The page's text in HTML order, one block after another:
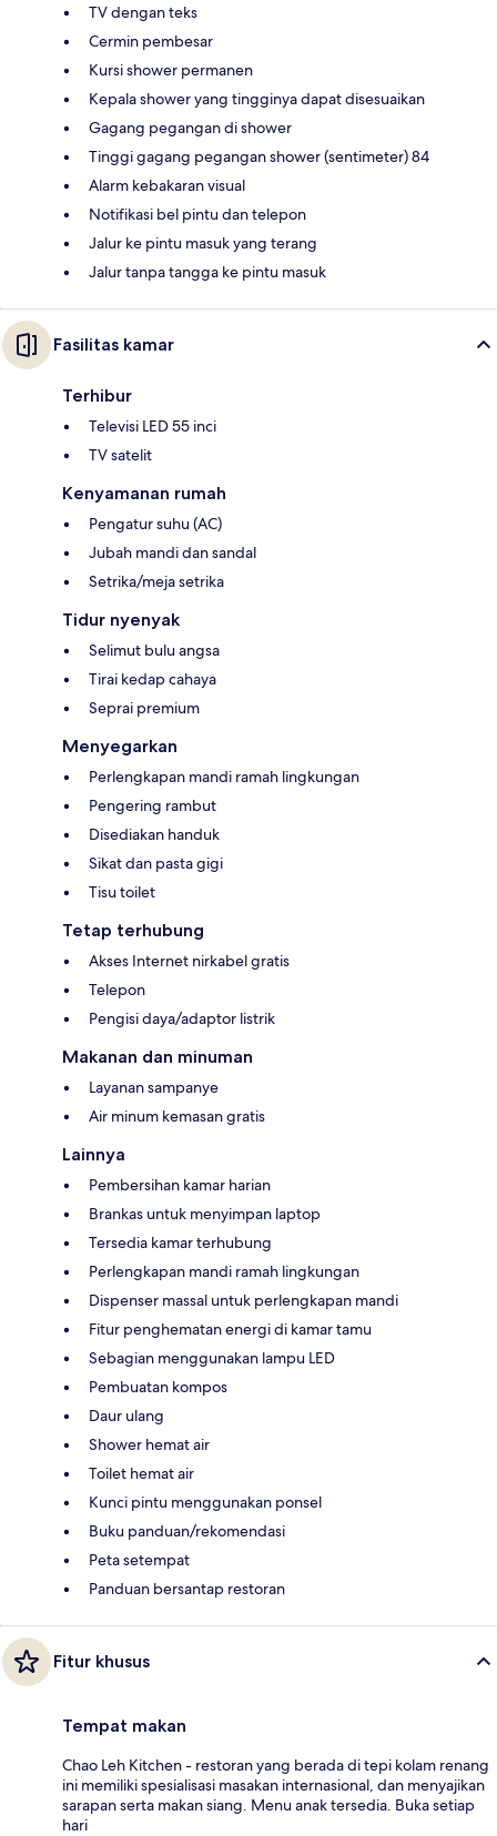
TV dengan teks
Cermin pembesar
Kursi shower permanen
Kepala shower yang tingginya dapat disesuaikan
Gagang pegangan di shower
Tinggi gagang pegangan shower (sentimeter) 84
Alarm kebakaran visual
Notifikasi bel pintu dan telepon
Jalur ke pintu masuk yang terang
Jalur tanpa tangga ke pintu masuk
Fasilitas kamar
Terhibur
Televisi LED 55 inci
TV satelit
Kenyamanan rumah
Pengatur suhu (AC)
Jubah mandi dan sandal
Setrika/meja setrika
Tidur nyenyak
Selimut bulu angsa
Tirai kedap cahaya
Seprai premium
Menyegarkan
Perlengkapan mandi ramah lingkungan
Pengering rambut
Disediakan handuk
Sikat dan pasta gigi
Tisu toilet
Tetap terhubung
Akses Internet nirkabel gratis
Telepon
Pengisi daya/adaptor listrik
Makanan dan minuman
Layanan sampanye
Air minum kemasan gratis
Lainnya
Pembersihan kamar harian
Brankas untuk menyimpan laptop
Tersedia kamar terhubung
Perlengkapan mandi ramah lingkungan
Dispenser massal untuk perlengkapan mandi
Fitur penghematan energi di kamar tamu
Sebagian menggunakan lampu LED
Pembuatan kompos
Daur ulang
Shower hemat air
Toilet hemat air
Kunci pintu menggunakan ponsel
Buku panduan/rekomendasi
Peta setempat
Panduan bersantap restoran
Fitur khusus
Tempat makan
Chao Leh Kitchen - restoran yang berada di tepi kolam renang
ini memiliki spesialisasi masakan internasional, dan menyajikan
sarapan serta makan siang. Menu anak tersedia. Buka setiap
hari